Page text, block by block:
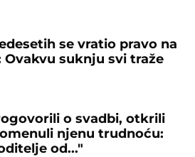
se vratio pravo na
Ovakvu suknju svi traže
o svadbi, otkrili
njenu trudnoću:
od..."